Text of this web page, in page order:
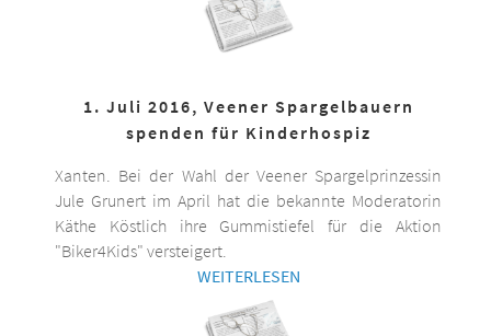
1. Juli 2016, Veener Spargelbauern
spenden für Kinderhospiz
Xanten. Bei der Wahl der Veener Spargelprinzessin
Jule Grunert im April hat die bekannte Moderatorin
Käthe Köstlich ihre Gummistiefel für die Aktion
"Biker4Kids" versteigert.
WEITERLESEN